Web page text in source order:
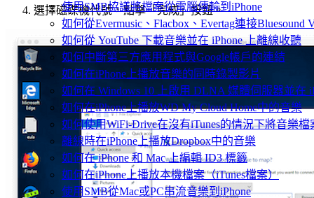
使用SMB協議將檔案從電腦傳輸到iPhone
如何從Evermusic、Flacbox、Evertag連接
如何從 YouTube 下載音樂並在 iPhone 上離線收聽
如何中斷第三方應用程式與Google帳戶的連結
如何在iPhone上播放音樂的同時錄製影片
如何在 Windows 10 上啟用 DLNA 媒體伺服器並在
如何在iPhone上播放WD My Cloud Home中的音樂
如何使用WiFi-Drive在沒有iTunes的情況下將音樂檔
離線時在iPhone上播放Dropbox中的音樂
如何在 iPhone 和 Mac 上編輯 ID3 標籤
如何在iPhone上播放本機檔案（iTunes檔案）
使用SMB從Mac或PC串流音樂到iPhone
選擇磁碟機代號，點擊「完成」按鈕。